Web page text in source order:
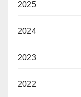
2025
2024
2023
2022